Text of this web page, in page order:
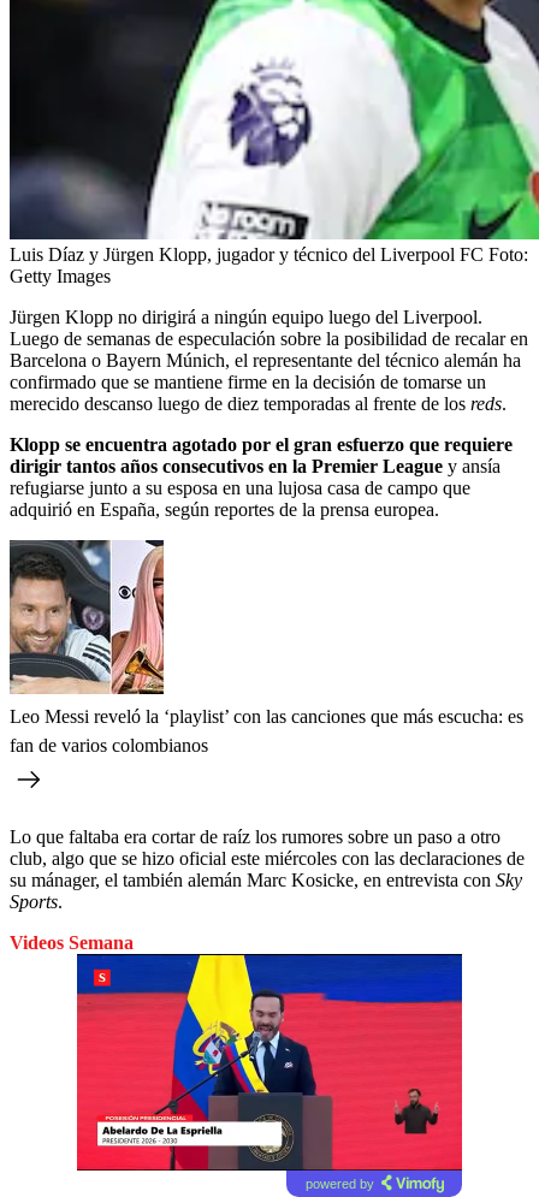
Luis Díaz y Jürgen Klopp, jugador y técnico del Liverpool FC Foto:
Getty Images
Jürgen Klopp no dirigirá a ningún equipo luego del Liverpool.
Luego de semanas de especulación sobre la posibilidad de recalar en
Barcelona o Bayern Múnich, el representante del técnico alemán ha
confirmado que se mantiene firme en la decisión de tomarse un
merecido descanso luego de diez temporadas al frente de los reds.
Klopp se encuentra agotado por el gran esfuerzo que requiere
dirigir tantos años consecutivos en la Premier League y ansía
refugiarse junto a su esposa en una lujosa casa de campo que
adquirió en España, según reportes de la prensa europea.
Leo Messi reveló la ‘playlist’ con las canciones que más escucha: es
fan de varios colombianos
Lo que faltaba era cortar de raíz los rumores sobre un paso a otro
club, algo que se hizo oficial este miércoles con las declaraciones de
su mánager, el también alemán Marc Kosicke, en entrevista con Sky
Sports.
Videos Semana
powered by